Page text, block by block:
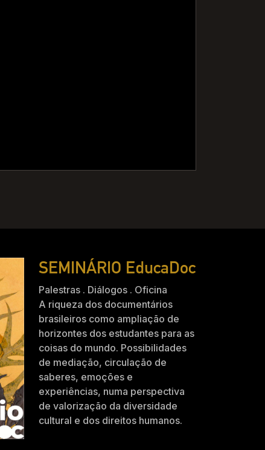
SEMINÁRIO EducaDoc
Palestras . Diálogos . Oficina
A riqueza dos documentários
brasileiros como ampliação de
horizontes dos estudantes para as
coisas do mundo. Possibilidades
de mediação, circulação de
saberes, emoções e
experiências, numa perspectiva
de valorização da diversidade
cultural e dos direitos humanos.